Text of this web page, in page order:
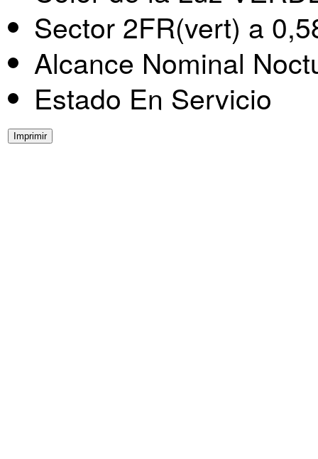
Sector 2FR(vert) a
Alcance Nominal
Estado En Servicio